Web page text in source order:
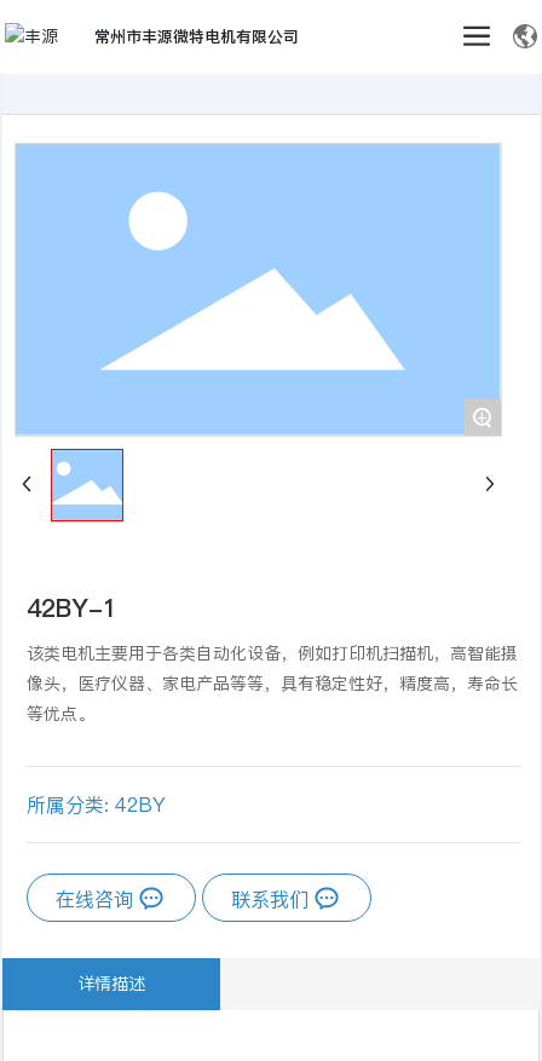
常州市丰源微特电机有限公司
+
42BY-1
该类电机主要用于各类自动化设备，例如打印机扫描机，高智能摄
像头，医疗仪器、家电产品等等，具有稳定性好，精度高，寿命长
等优点。
所属分类:42BY
在线咨询 联系我们
详情描述